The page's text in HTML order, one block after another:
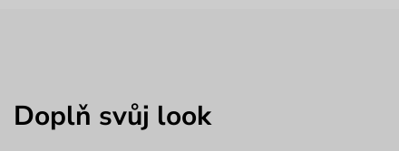
Doplň svůj look